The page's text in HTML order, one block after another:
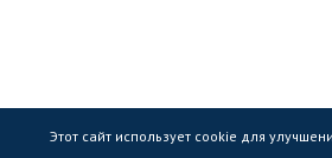
Этот сайт использует cookie для